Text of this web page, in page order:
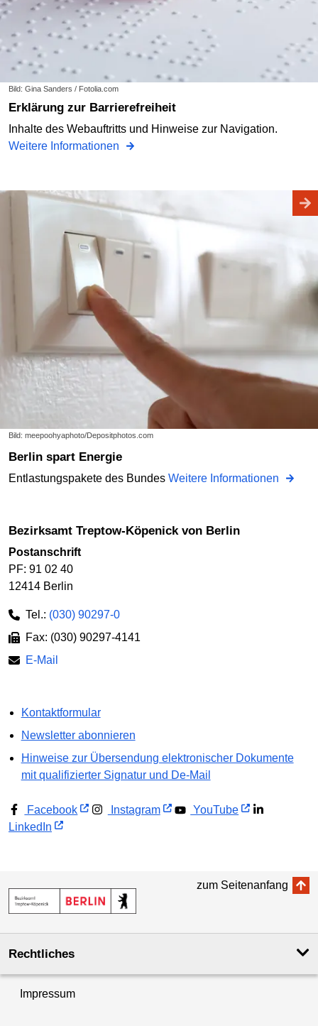
Bild: Gina Sanders / Fotolia.com
Erklärung zur Barrierefreiheit
Inhalte des Webauftritts und Hinweise zur Navigation.
Weitere Informationen
Bild: meepoohyaphoto/Depositphotos.com
Berlin spart Energie
Entlastungspakete des Bundes Weitere Informationen
Bezirksamt Treptow-Köpenick von Berlin
Postanschrift
PF: 91 02 40
12414 Berlin
Tel.: (030) 90297-0
Fax: (030) 90297-4141
E-Mail
Kontaktformular
Newsletter abonnieren
Hinweise zur Übersendung elektronischer Dokumente
mit qualifizierter Signatur und De-Mail
Facebook Instagram
YouTube
LinkedIn
zum Seitenanfang
Rechtliches
Impressum